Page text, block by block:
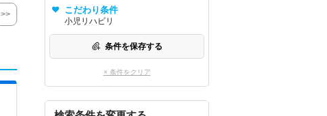
>> こだわり条件
小児リハビリ
条件を保存する
× 条件をクリア